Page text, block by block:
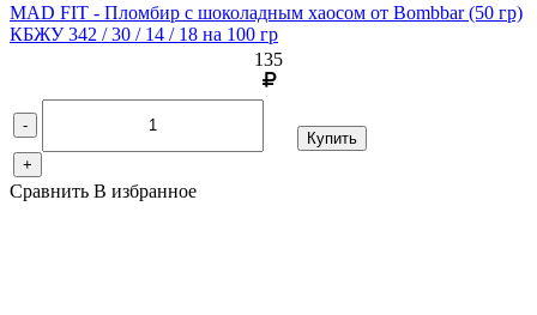
MAD FIT - Пломбир с шоколадным хаосом от Bombbar(50 гр)
КБЖУ 342 / 30 / 14 / 18 на 100 гр
135
-
+
Купить
Сравнить В избранное